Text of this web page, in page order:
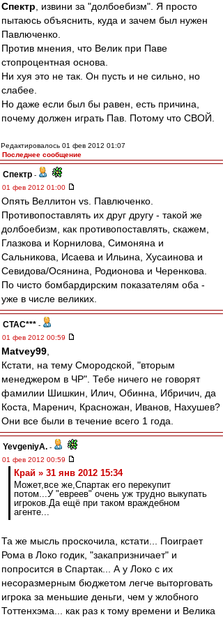
Спектр , извини за "долбоебизм". Я просто
пытаюсь объяснить, куда и зачем был нужен
Павлюченко.
Против мнения, что Велик при Паве
стопроцентная основа.
Ни хуя это не так. Он пусть и не сильно, но
слабее.
Но даже если был бы равен, есть причина,
почему должен играть Пав. Потому что СВОЙ.
Редактировалось 01 фев 2012 01:07
Последнее сообщение
Спектр -
01 фев 2012 01:00
Опять Веллитон vs. Павлюченко.
Противопоставлять их друг другу - такой же
долбоебизм, как противопоставлять, скажем,
Глазкова и Корнилова, Симоняна и
Сальникова, Исаева и Ильина, Хусаинова и
Севидова/Осянина, Родионова и Черенкова.
По чисто бомбардирским показателям оба -
уже в числе великих.
CTAC*** -
01 фев 2012 00:59
Matvey99
Кстати, на тему Смородской, "вторым
менеджером в ЧР". Тебе ничего не говорят
фамилии Шишкин, Илич, Обинна, Ибричич, да
Коста, Маренич, Красножан, Иванов, Нахушев?
Они все были в течение всего 1 года.
YevgeniyA. -
01 фев 2012 00:59
Край » 31 янв 2012 15:34
Может,все же,Спартак его перекупит
потом...У "евреев" очень уж трудно выкупать
игроков.Да ещё при таком враждебном
агенте...
Та же мысль проскочила, кстати... Поиграет
Рома в Локо годик, "закапризничает" и
попросится в Спартак... А у Локо с их
несоразмерным бюджетом легче выторговать
игрока за меньшие деньги, чем у жлобного
Тоттенхэма... как раз к тому времени и Велика